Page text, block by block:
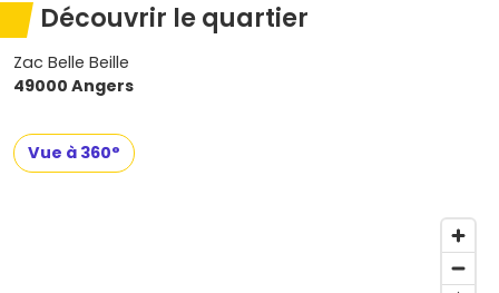
Découvrir le quartier
Zac Belle Beille
49000 Angers
Vue à 360°